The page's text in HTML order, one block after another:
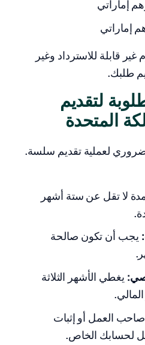
قابلة للاسترداد وغير
طلبك.
لتقديم
المتحدة
ضروري لعملية تقديم سلسة.
لا تقل عن ستة أشهر
يجب أن تكون صالحة
يغطي الأشهر الثلاثة
العمل أو إثبات
لحسابك الخاص.